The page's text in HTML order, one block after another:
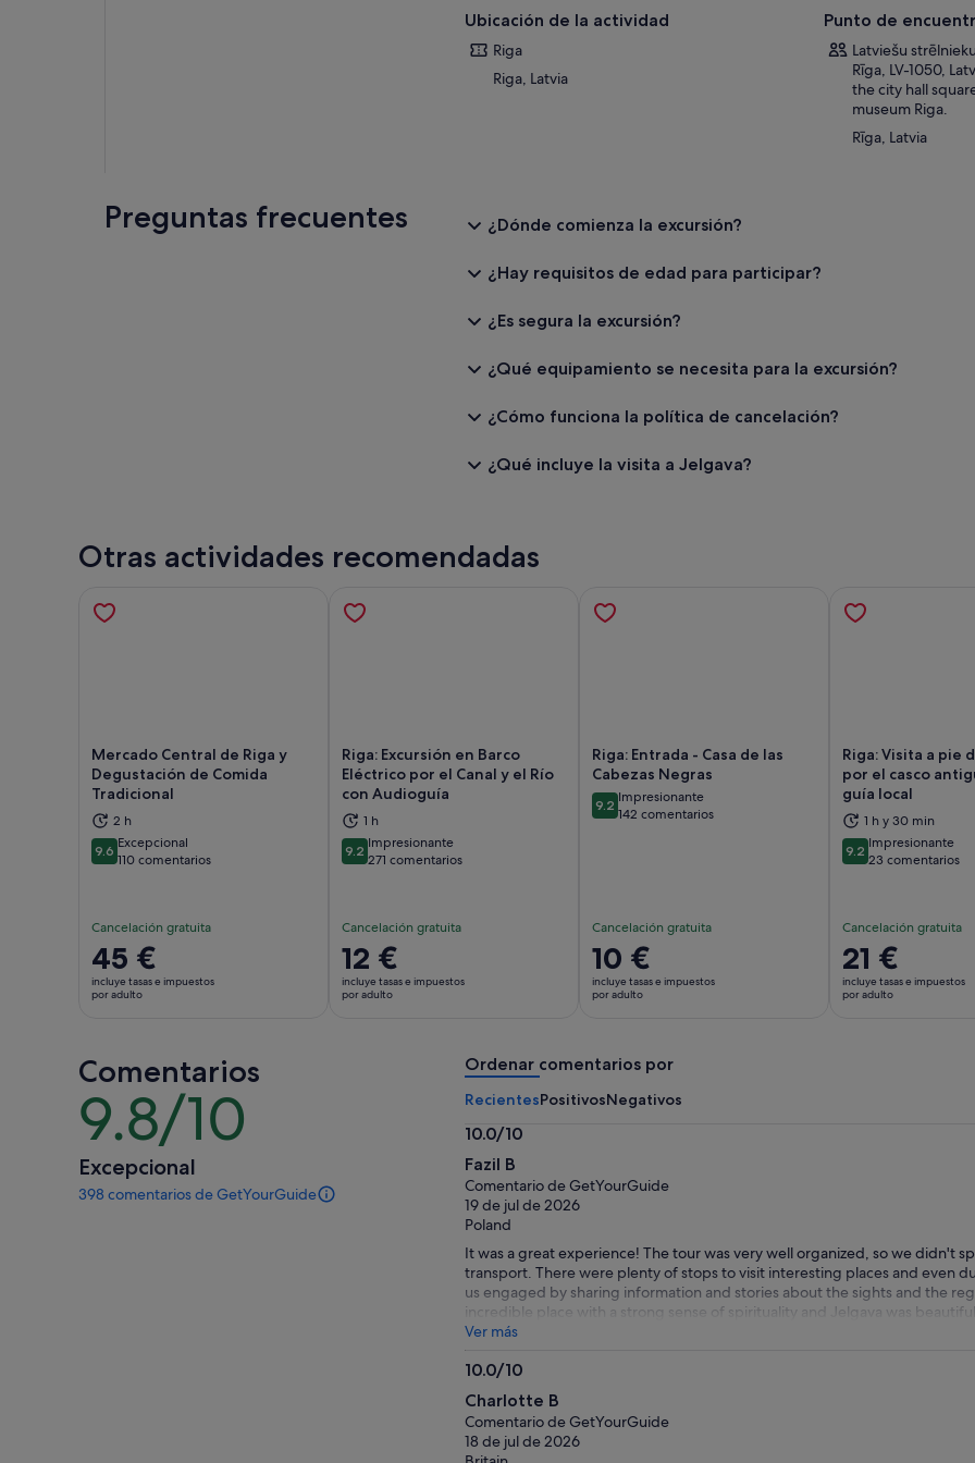
espiritual de la zona.
Tras tu visita a la Colina de las Cruces y a la catedral, el viaje de vuelta a
disfrutando de las vistas panorámicas. Esta excursión de medio día es una
conectar con el rico patrimonio del Báltico y comprender el profundo
Ubicación de la actividad
Riga
Riga, Latvia
Punto de
Latviešu
Rīga, LV-1050,
the city hall
museum Riga.
Rīga, Latvia
Preguntas frecuentes ¿Dónde comienza la excursión?
¿Hay requisitos de edad para participar?
¿Es segura la excursión?
¿Qué equipamiento se necesita para la excursión?
¿Cómo funciona la política de cancelación?
¿Qué incluye la visita a Jelgava?
Otras actividades recomendadas
Mercado Central de Riga y
Degustación de Comida
Tradicional
2 h
9.69.6 sobre 10
Excepcional
110 comentarios
Cancelación gratuita
El
precio
es
por
adulto
45 €
incluye tasas e impuestos
por adulto
Se abre en una pestaña nueva
Riga: Excursión en Barco
Eléctrico por el Canal y el Río
con Audioguía
1 h
9.29.2 sobre 10
Impresionante
271 comentarios
Cancelación gratuita
El
precio
es
12 €
incluye tasas e impuestos
por adulto
Se abre en una pestaña nueva
Riga: Entrada - Casa de las
Cabezas Negras
9.29.2 sobre 10
Impresionante
142 comentarios
Cancelación gratuita
El
precio
es
por
10 €
incluye tasas e impuestos
por adulto
Se abre en una pestaña nueva
Riga: Visita a pie
por el casco
guía local
1 h y 30 min
9.29.2 sobre 10
Impresionante
23 comentarios
Cancelación gratuita
El
precio
es
21 €
incluye tasas e impuestos
por adulto
Comentarios
9.8/10
9.8
sobre
10
Excepcional
398 comentarios de GetYourGuide
398 comentarios
Ordenar comentarios por
RecientesPositivosNegativos
10.0/10
10.0
sobre
10
Fazil B
Comentario de GetYourGuide
19 de jul de 2026
Poland
It was a great experience! The tour was very well organized, so we didn't
transport. There were plenty of stops to visit interesting places and even
us engaged by sharing information and stories about the sights and the
incredible place with a strong sense of spirituality and Jelgava was
this tour!
Ver más
10.0/10
10.0
sobre
10
Charlotte B
Comentario de GetYourGuide
18 de jul de 2026